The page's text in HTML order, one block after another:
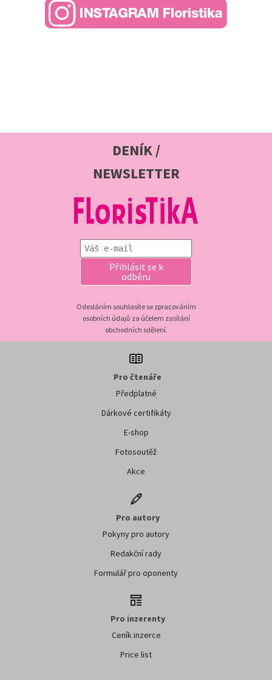
DENÍK /
NEWSLETTER
Přihlásit se k
odběru
Odesláním souhlasíte se zpracováním
osobních údajů za účelem zasílání
obchodních sdělení.
Pro čtenáře
Předplatné
Dárkové certifikáty
E-shop
Fotosoutěž
Akce
Pro autory
Pokyny pro autory
Redakční rady
Formulář pro oponenty
Pro inzerenty
Ceník inzerce
Price list